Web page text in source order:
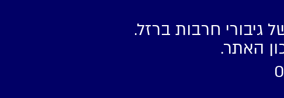
גיבורי חרבות ברזל.
האתר.